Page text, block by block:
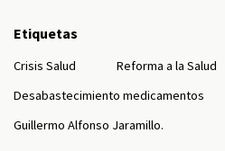
Etiquetas
Crisis Salud
Reforma a la Salud
Desabastecimiento medicamentos
Guillermo Alfonso Jaramillo.